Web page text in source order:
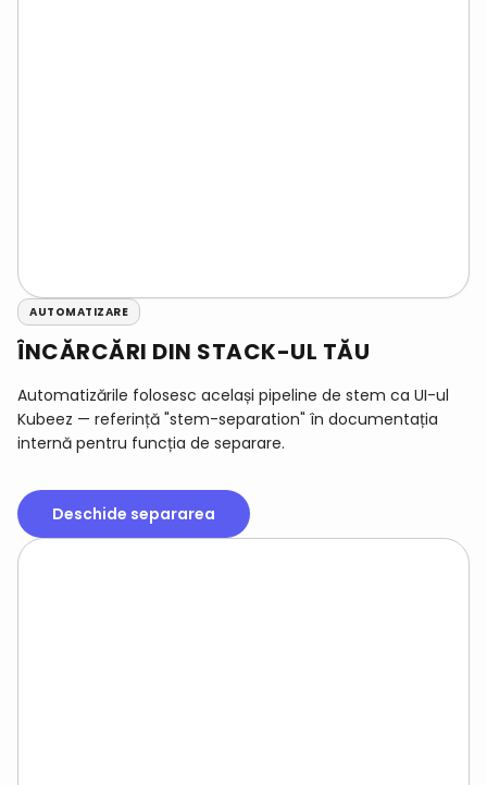
AUTOMATIZARE
ÎNCĂRCĂRI DIN STACK-UL TĂU
Automatizările folosesc același pipeline de stem ca UI-ul
Kubeez — referință "stem-separation" în documentația
internă pentru funcția de separare.
Deschide separarea